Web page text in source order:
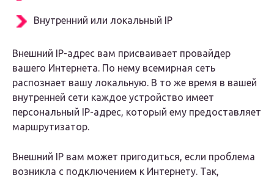
Внутренний или локальный IP
Внешний IP-адрес вам присваивает провайдер
вашего Интернета. По нему всемирная сеть
распознает вашу локальную. В то же время в вашей
внутренней сети каждое устройство имеет
персональный IP-адрес, который ему предоставляет
маршрутизатор.
Внешний IP вам может пригодиться, если проблема
возникла с подключением к Интернету. Так,